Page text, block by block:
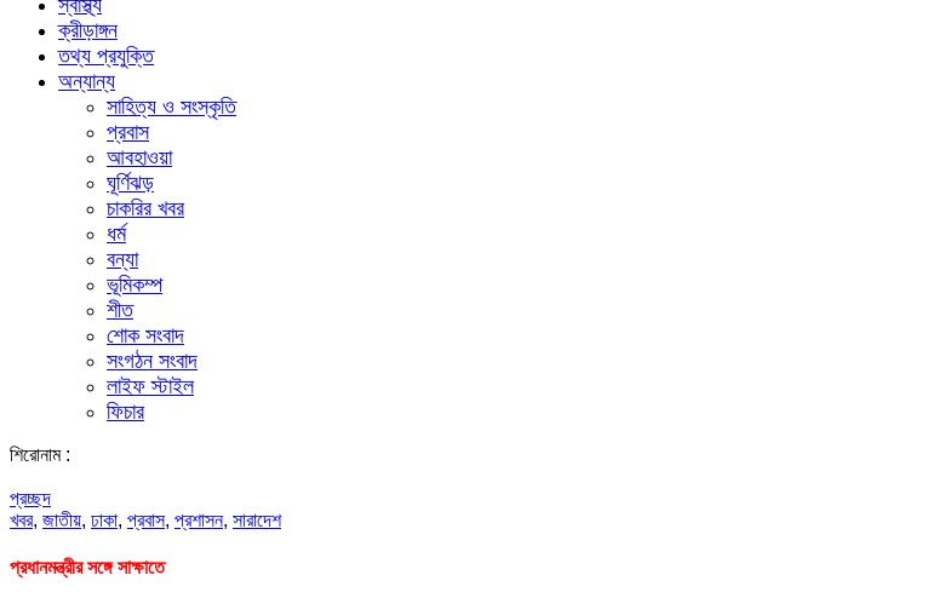
স্বাস্থ্য
ক্রীড়াঙ্গন
তথ্য প্রযুক্তি
অন্যান্য
সাহিত্য ও সংস্কৃতি
প্রবাস
আবহাওয়া
ঘূর্ণিঝড়
চাকরির খবর
ধর্ম
বন্যা
ভূমিকম্প
শীত
শোক সংবাদ
সংগঠন সংবাদ
লাইফ স্টাইল
ফিচার
শিরোনাম :
প্রচ্ছদ
খবর, জাতীয়, ঢাকা, প্রবাস, প্রশাসন, সারাদেশ
প্রধানমন্ত্রীর সঙ্গে সাক্ষাতে